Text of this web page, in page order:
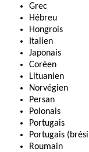
Grec
Hébreu
Hongrois
Italien
Japonais
Coréen
Lituanien
Norvégien
Persan
Polonais
Portugais
Portugais
Roumain